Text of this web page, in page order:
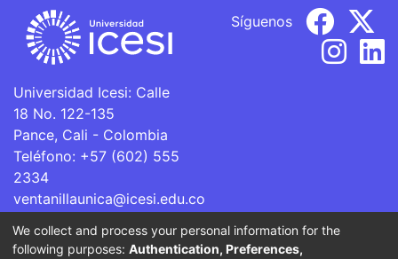
Universidad Icesi: Calle
18 No. 122-135
Pance, Cali - Colombia
Teléfono: +57 (602) 555
2334
ventanillaunica@icesi.edu.co
Síguenos
La Universidad Icesi es una Institución de Educación
We collect and process your personal information for the
following purposes: Authentication, Preferences,